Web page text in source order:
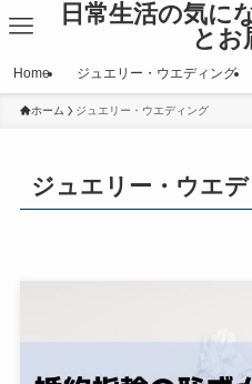
日常生活の気に
とお
Home ジュエリー・ウエディング
ホーム ジュエリー・ウエディング
ジュエリー・ウエ